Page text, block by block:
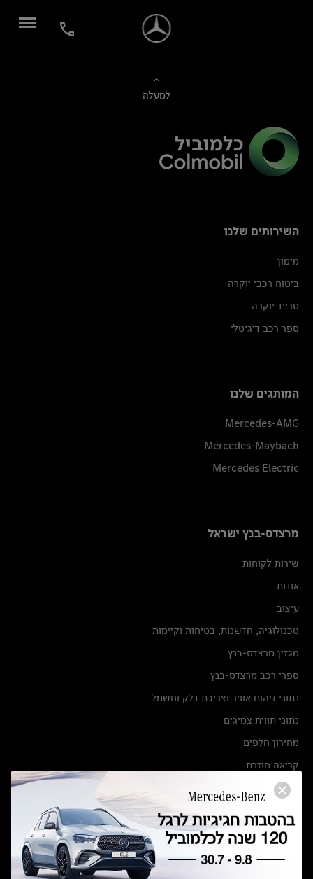
למעלה
השירותים שלנו
מימון
ביטוח רכבי יוקרה
טרייד יוקרה
ספר רכב דיגיטלי
המותגים שלנו
Mercedes-AMG
Mercedes-Maybach
Mercedes Electric
מרצדס-בנץ ישראל
שירות לקוחות
אודות
עיצוב
טכנולוגיה, חדשנות, בטיחות וקיימות
מגזין מרצדס-בנץ
ספרי רכב מרצדס-בנץ
נתוני זיהום אוויר וצריכת דלק וחשמל
נתוני תווית צמיגים
מחירון חלפים
קריאה חוזרת
הודעה על הטבות לרכבי מרצדס בהסדר פשרה בתצ 56447-02-19
תקנון ימי מכירות 120 לכלמוביל